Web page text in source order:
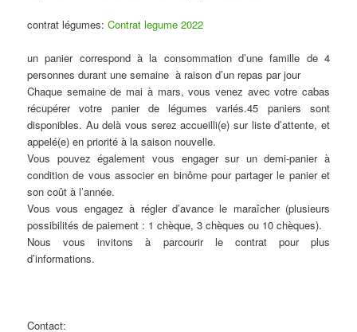
contrat légumes:Contrat legume 2022
un panier correspond à la consommation d’une famille de 4
personnes durant une semaine à raison d’un repas par jour
Chaque semaine de mai à mars, vous venez avec votre cabas
récupérer votre panier de légumes variés.45 paniers sont
disponibles. Au delà vous serez accueilli(e) sur liste d’attente, et
appelé(e) en priorité à la saison nouvelle.
Vous pouvez également vous engager sur un demi-panier à
condition de vous associer en binôme pour partager le panier et
son coût à l’année.
Vous vous engagez à régler d’avance le maraîcher (plusieurs
possibilités de paiement : 1 chèque, 3 chèques ou 10 chèques).
Nous vous invitons à parcourir le contrat pour plus
d’informations.
Contact: